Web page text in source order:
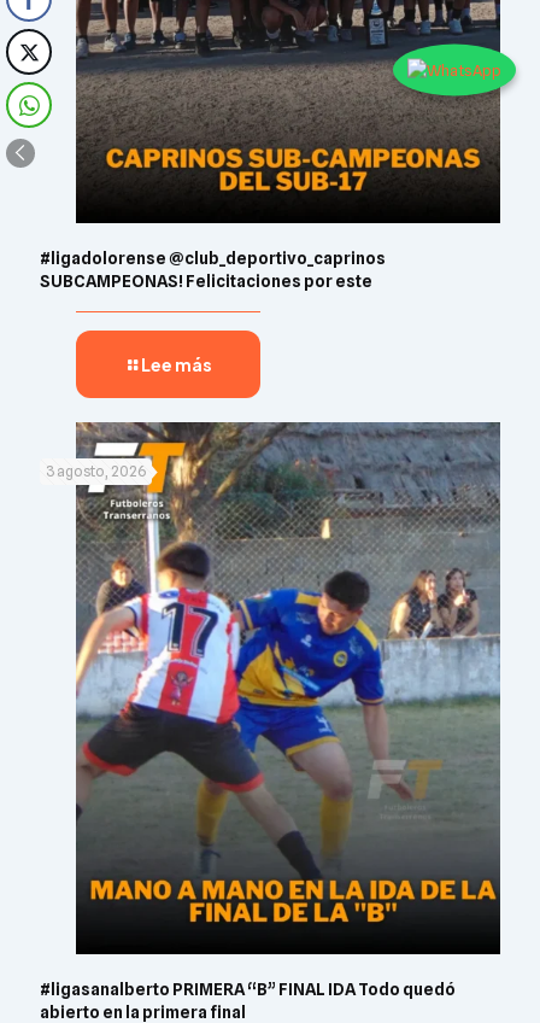
#ligadolorense @club_deportivo_caprinos
SUBCAMPEONAS! Felicitaciones por este
Lee más
3 agosto, 2026
#ligasanalberto PRIMERA “B” FINAL IDA Todo quedó
abierto en la primera final